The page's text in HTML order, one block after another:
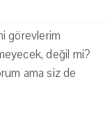
görevlerim
değil mi?
ama siz de